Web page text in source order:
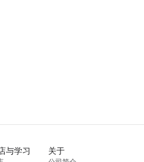
与学习 关于